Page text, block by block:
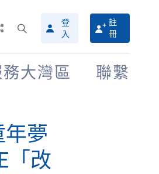
搜
尋
介
登
入
註
冊
務大灣區 聯繫
年夢
「改